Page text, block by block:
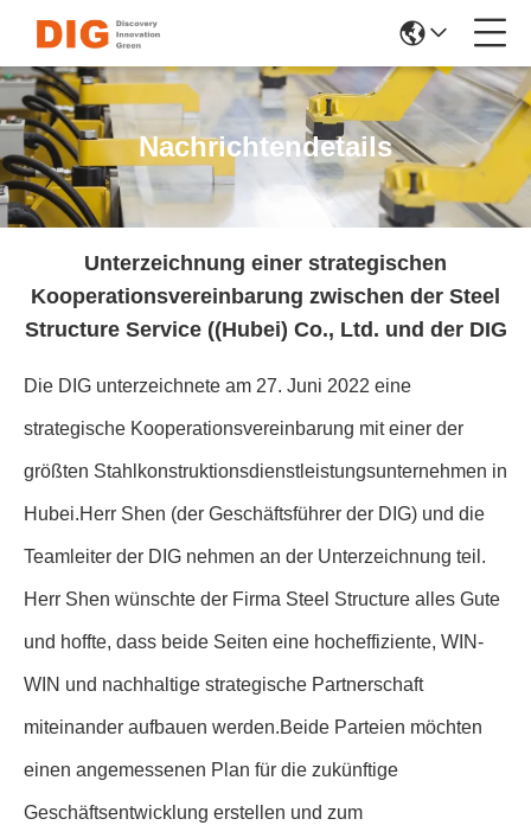
Nachrichtendetails
Unterzeichnung einer strategischen
Kooperationsvereinbarung zwischen der Steel
Structure Service ((Hubei) Co., Ltd. und der DIG
Die DIG unterzeichnete am 27. Juni 2022 eine
strategische Kooperationsvereinbarung mit einer der
größten Stahlkonstruktionsdienstleistungsunternehmen in
Hubei.Herr Shen (der Geschäftsführer der DIG) und die
Teamleiter der DIG nehmen an der Unterzeichnung teil.
Herr Shen wünschte der Firma Steel Structure alles Gute
und hoffte, dass beide Seiten eine hocheffiziente, WIN-
WIN und nachhaltige strategische Partnerschaft
miteinander aufbauen werden.Beide Parteien möchten
einen angemessenen Plan für die zukünftige
Geschäftsentwicklung erstellen und zum